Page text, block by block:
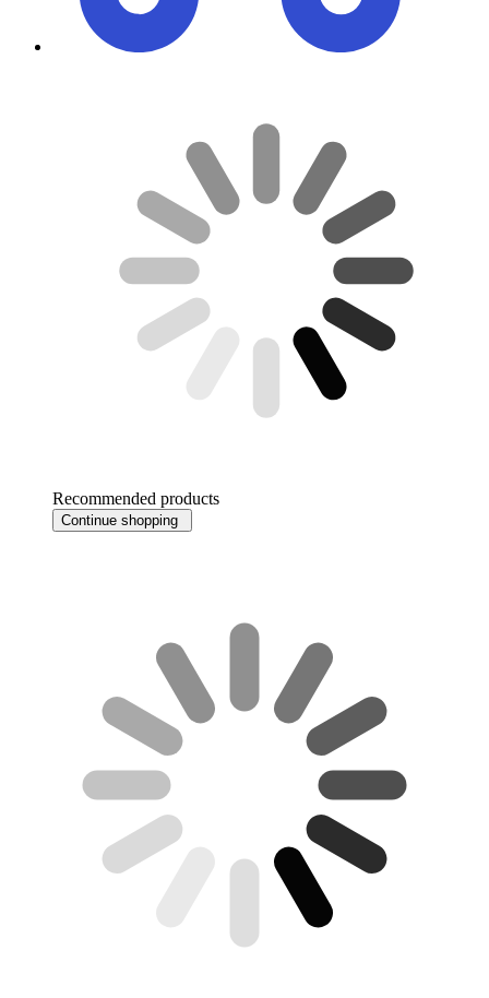
Recommended products
Continue shopping